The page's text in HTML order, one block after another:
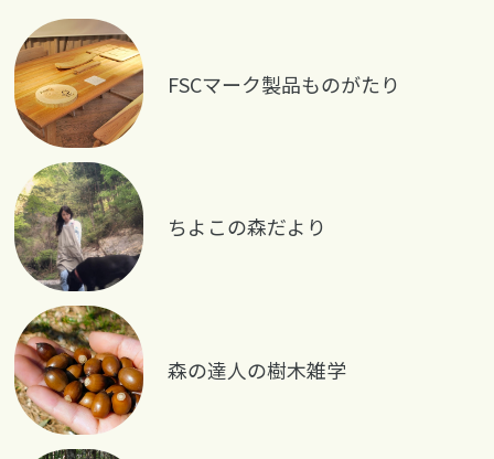
FSCマーク製品ものがたり
ちよこの森だより
森の達人の樹木雑学